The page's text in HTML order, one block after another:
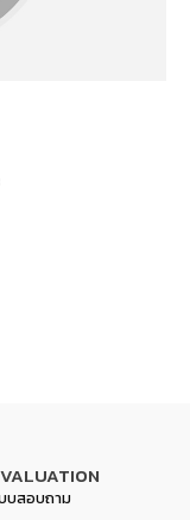
บสอบถาม